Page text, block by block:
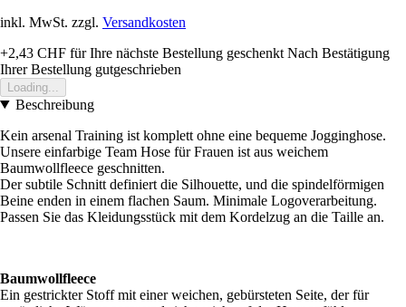
inkl. MwSt. zzgl. Versandkosten
+2,43 CHF für Ihre nächste Bestellung geschenkt Nach Bestätigung
Ihrer Bestellung gutgeschrieben
Loading...
Beschreibung
Kein arsenal Training ist komplett ohne eine bequeme Jogginghose.
Unsere einfarbige Team Hose für Frauen ist aus weichem
Baumwollfleece geschnitten.
Der subtile Schnitt definiert die Silhouette, und die spindelförmigen
Beine enden in einem flachen Saum. Minimale Logoverarbeitung.
Passen Sie das Kleidungsstück mit dem Kordelzug an die Taille an.
Baumwollfleece
Ein gestrickter Stoff mit einer weichen, gebürsteten Seite, der für